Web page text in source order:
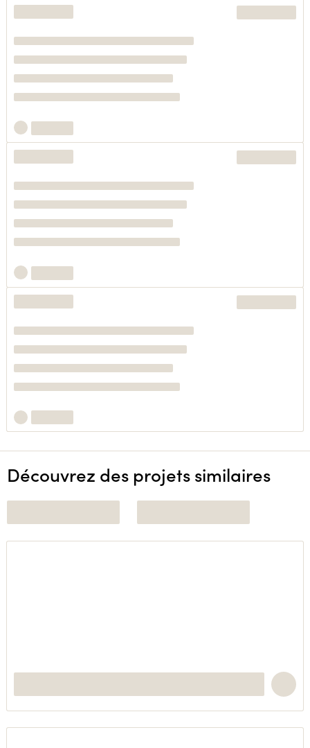
Découvrez des projets similaires